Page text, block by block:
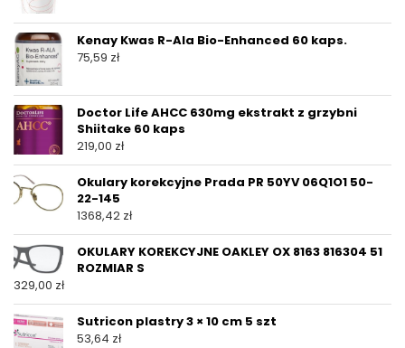
Kenay Kwas R-Ala Bio-Enhanced 60 kaps.
75,59 zł
Doctor Life AHCC 630mg ekstrakt z grzybni
Shiitake 60 kaps
219,00 zł
Okulary korekcyjne Prada PR 50YV 06Q1O1 50-
22-145
1368,42 zł
OKULARY KOREKCYJNE OAKLEY OX 8163 816304 51
ROZMIAR S
329,00 zł
Sutricon plastry 3 × 10 cm 5 szt
53,64 zł